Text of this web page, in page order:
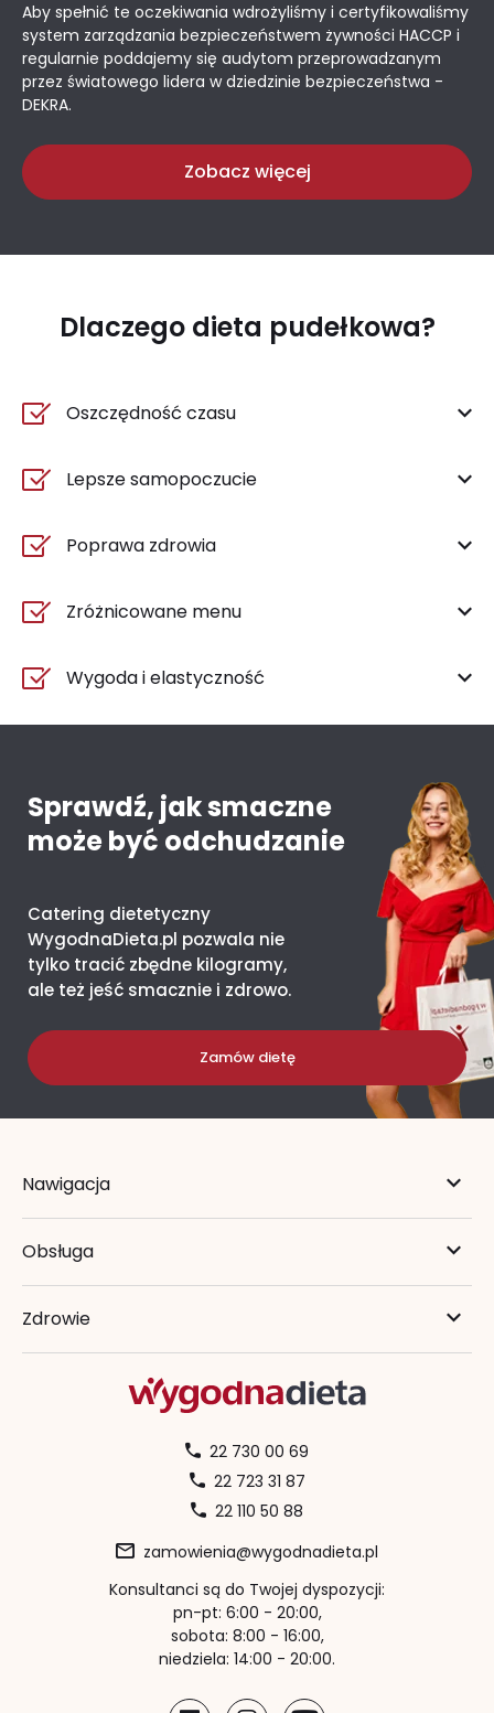
Aby spełnić te oczekiwania wdrożyliśmy i certyfikowaliśmy
system zarządzania bezpieczeństwem żywności HACCP i
regularnie poddajemy się audytom przeprowadzanym
przez światowego lidera w dziedzinie bezpieczeństwa -
DEKRA.
Zobacz więcej
Dlaczego dieta pudełkowa?
Oszczędność czasu
Lepsze samopoczucie
Poprawa zdrowia
Zróżnicowane menu
Wygoda i elastyczność
Sprawdź, jak smaczne
może być odchudzanie
Catering dietetyczny
WygodnaDieta.pl pozwala nie
tylko tracić zbędne kilogramy,
ale też jeść smacznie i zdrowo.
Zamów dietę
Nawigacja
Obsługa
Zdrowie
22 730 00 69
22 723 31 87
22 110 50 88
zamowienia@wygodnadieta.pl
Konsultanci są do Twojej dyspozycji:
pn-pt: 6:00 - 20:00,
sobota: 8:00 - 16:00,
niedziela: 14:00 - 20:00.